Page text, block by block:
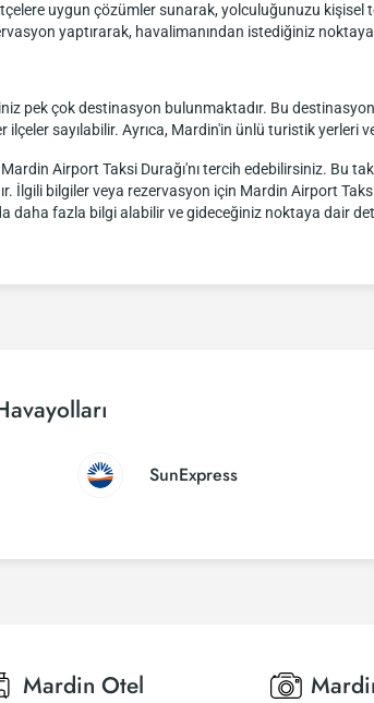
uygun çözümler sunarak, yolculuğunuzu
yaptırarak, havalimanından istediğiniz
pek çok destinasyon bulunmaktadır. Bu
ilçeler sayılabilir. Ayrıca, Mardin'in ünlü turistik yerleri
Airport Taksi Durağı'nı tercih edebilirsiniz. Bu
İlgili bilgiler veya rezervasyon için Mardin Airport
daha fazla bilgi alabilir ve gideceğiniz noktaya dair
SunExpress
Mardin Otel